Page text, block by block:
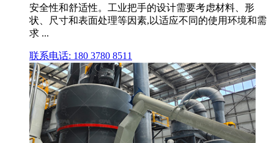
安全性和舒适性。工业把手的设计需要考虑材料、形
状、尺寸和表面处理等因素,以适应不同的使用环境和需
求 ...
联系电话: 180 3780 8511